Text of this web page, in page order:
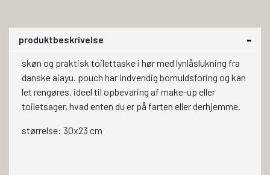
produktbeskrivelse
skøn og praktisk toilettaske i hør med lynlåslukning fra
danske aiayu. pouch har indvendig bomuldsforing og kan
let rengøres. ideel til opbevaring af make-up eller
toiletsager, hvad enten du er på farten eller derhjemme.
størrelse: 30x23 cm